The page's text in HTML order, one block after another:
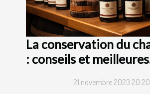
La conservation du
: conseils et meilleures
21 novembre 2023 20:20